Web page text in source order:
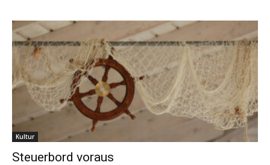
Kultur
Steuerbord voraus